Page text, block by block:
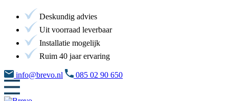
Deskundig advies
Uit voorraad leverbaar
Installatie mogelijk
Ruim 40 jaar ervaring
info@brevo.nl 085 02 90 650